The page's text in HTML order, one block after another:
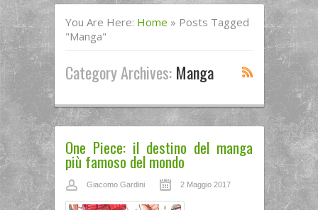
You Are Here: Home » Posts Tagged
"manga"
Category Archives: Manga
One Piece: il destino del manga
più famoso del mondo
Giacomo Gardini 2 Maggio 2017